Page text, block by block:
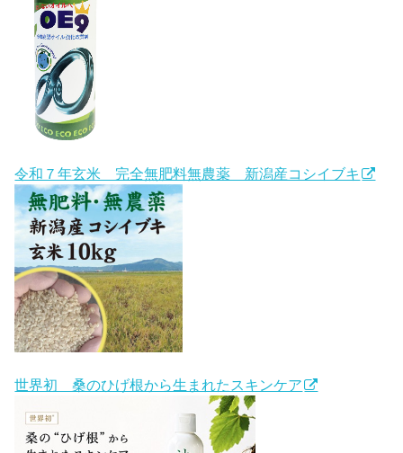
令和７年玄米 完全無肥料無農薬 新潟産コシイブキ
世界初 桑のひげ根から生まれたスキンケア